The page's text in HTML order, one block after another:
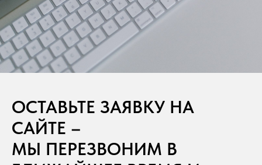
ОСТАВЬТЕ ЗАЯВКУ НА
САЙТЕ –
МЫ ПЕРЕЗВОНИМ В